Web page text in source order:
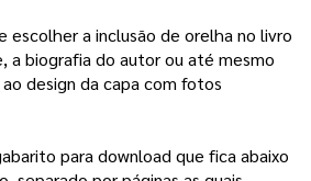
escolher a inclusão de orelha no livro
a biografia do autor ou até mesmo
design da capa com fotos
para download que fica abaixo